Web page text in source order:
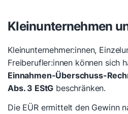
Kleinunternehmen
Kleinunternehmer:innen,
Freiberufler:innen können sich
Einnahmen-Überschuss-
Abs. 3 EStG beschränken.
Die EÜR ermittelt den Gewinn